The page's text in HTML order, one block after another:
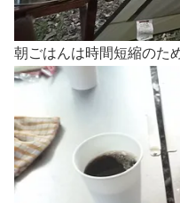
朝ごはんは時間短縮のた